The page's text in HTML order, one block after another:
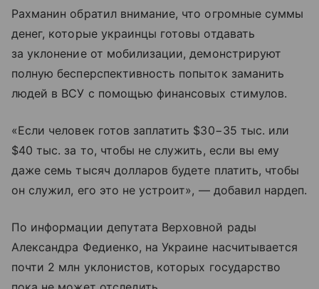
Рахманин обратил внимание, что огромные суммы
денег, которые украинцы готовы отдавать
за уклонение от мобилизации, демонстрируют
полную бесперспективность попыток заманить
людей в ВСУ с помощью финансовых стимулов.
«Если человек готов заплатить $30−35 тыс. или
$40 тыс. за то, чтобы не служить, если вы ему
даже семь тысяч долларов будете платить, чтобы
он служил, его это не устроит», — добавил нардеп.
По информации депутата Верховной рады
Александра Федиенко, на Украине насчитывается
почти 2 млн уклонистов, которых государство